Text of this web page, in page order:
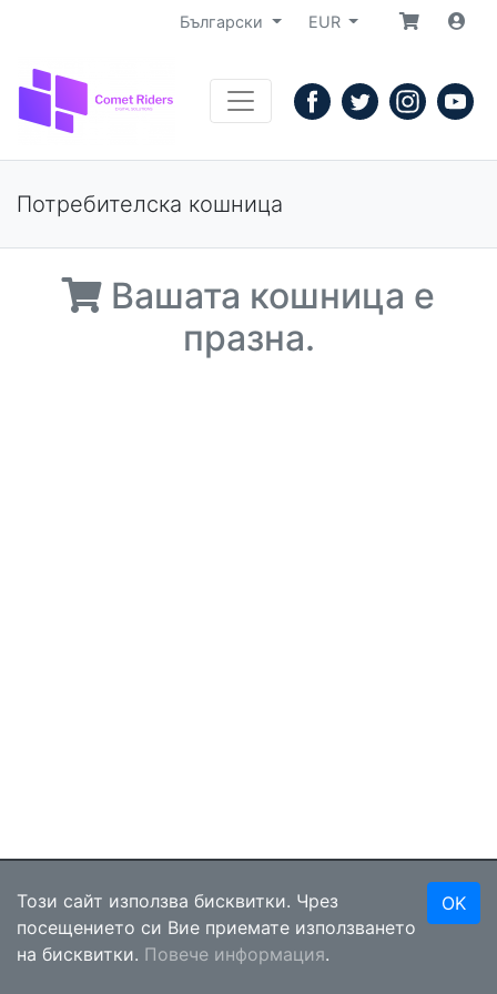
Български EUR
Потребителска кошница
Вашата кошница е
празна.
CometRiders
@2026 •За нас•Контакти•Условия за ползване
Поверителност
Този сайт използва бисквитки. Чрез
посещението си Вие приемате използването
на бисквитки. Повече информация.
OK